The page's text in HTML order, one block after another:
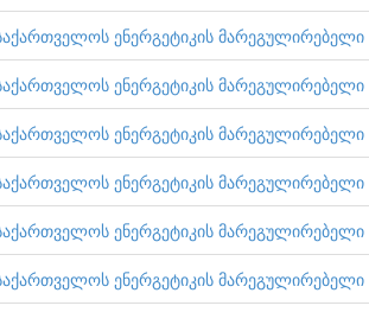
ენერგეტიკის
საქართველოს ენერგეტიკის
ენერგეტიკის
ენერგეტიკის
ენერგეტიკის
ენერგეტიკის